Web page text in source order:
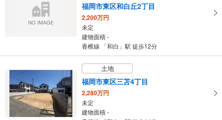
福岡市東区和白丘2丁目
2,200万円
未定
建物面積 -
香椎線 「和白」駅 徒歩12分
土地
福岡市東区三苫4丁目
2,280万円
未定
建物面積 -